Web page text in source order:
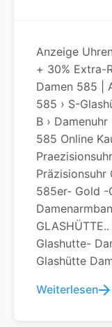
Anzeige
+ 30% Extra-
Damen 585 |
585 › S-
B ›
585 Online
Präzisionsuhr
585er- Gold -
Glashutte-
Glashütte
Weiterlesen